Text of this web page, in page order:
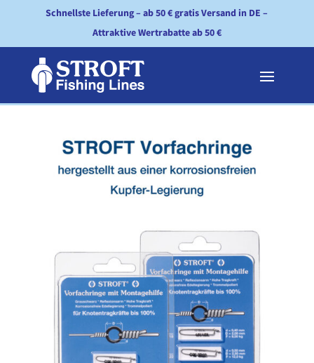
Schnellste Lieferung – ab 50 € gratis Versand in DE –
Attraktive Wertrabatte ab 50 €